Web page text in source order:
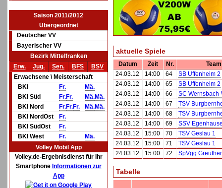
Saison 2011/2012
Übergeordnet
Deutscher VV
Bayerischer VV
Bezirk Mittelfranken
Erw.
Jug. Sen. BFS
BSV
Erwachsene \ Meisterschaft
BKl
Fr.
Mä.
BKl Süd
Fr.Fr. Mä.Mä.
BKl Nord
Fr.Fr.Fr. Mä.Mä.
BKl NordOst
Fr.
BKl SüdOst
Fr.
BKl West
Fr.
Mä.
Volley Mobil App
Volley.de-Ergebnisdienst für Ihr
Smartphone Informationen zur
App
aktuelle Spiele
Datum Zeit Nr.
24.03.12
14:00 64
SB Uffenheim 2
24.03.12
14:00 65
SB Uffenheim 2
24.03.12
14:00 66
SC
24.03.12
14:00 67
TSV
24.03.12
14:00 68
TSV
24.03.12
14:00 69
SSV
24.03.12
15:00 70
TSV Geslau 1
24.03.12
15:00 71
TSV Geslau 1
24.03.12
15:00 72 SpVgg
Tabelle